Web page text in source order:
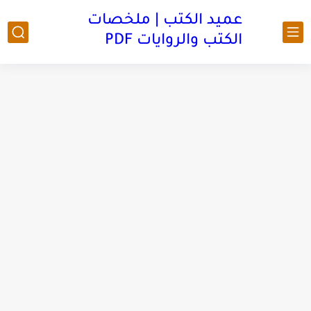
عميد الكتب | ملخصات
الكتب والروايات PDF